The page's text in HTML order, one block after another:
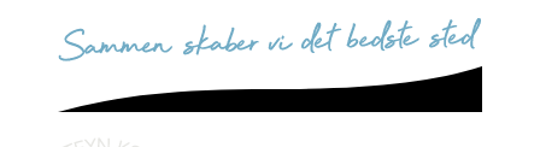
sammen skaber vi det bedste sted